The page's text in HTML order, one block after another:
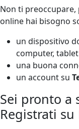
Non ti preoccupare,
online hai bisogno
un dispositivo
computer,
una buona
un account su
Sei pronto a
Registrati su